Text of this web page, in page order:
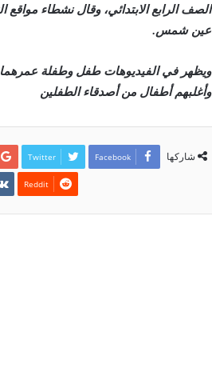
الصف الرابع الابتدائي، وقال نشطاء
عين شمس.
وأغلبهم أطفال من أصدقاء الطفلين
شاركها Facebook
Twitter
‏Reddit